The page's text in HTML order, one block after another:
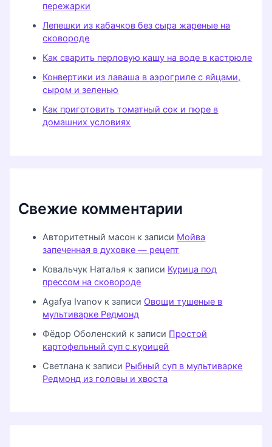
пережарки
Лепешки из кабачков без сыра жареные на
сковороде
Как сварить перловую кашу на воде в кастрюле
Конвертики из лаваша в аэрогриле с яйцами,
сыром и зеленью
Как приготовить томатный сок и пюре в
домашних условиях
Свежие комментарии
Авторитетный масон к записи Мойва
запеченная в духовке — рецепт
Ковальчук Наталья к записи Курица под
прессом на сковороде
Agafya Ivanov к записи Овощи тушеные в
мультиварке Редмонд
Фёдор Оболенский к записи Простой
картофельный суп с курицей
Светлана к записи Рыбный суп в мультиварке
Редмонд из головы и хвоста